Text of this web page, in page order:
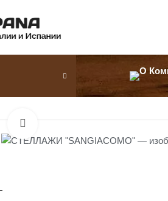
СТЕЛЛАЖИ «SANGIACOMO»